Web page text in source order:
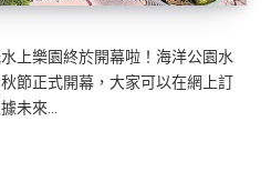
上樂園終於開幕啦！海洋公園水
節正式開幕，大家可以在網上訂
未來…